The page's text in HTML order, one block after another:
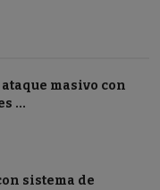
masivo con
...
sistema de